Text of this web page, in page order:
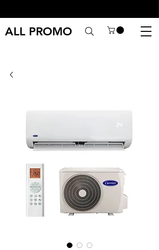
ALL PROMO